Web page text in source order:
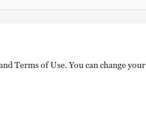
Terms of Use. You can change your